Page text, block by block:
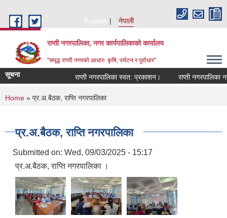
English
नेपाली
राप्ती नगरपालिका, नगर कार्यपालिकाको कार्यालय
"समृद्ध राप्ती नगरको आधारः कृषि, पर्यटन र पुर्वाधार"
सूचना राप्ती नगरपालिका स्वत: प्रकाशन। राप्ती नगरपालिका
You are here
Home » प्र.अ.बैठक, राप्ति नगरपालिका
प्र.अ.बैठक, राप्ति नगरपालिका
Submitted on: Wed, 09/03/2025 - 15:17
प्र.अ.बैठक, राप्ति नगरपालिका ।